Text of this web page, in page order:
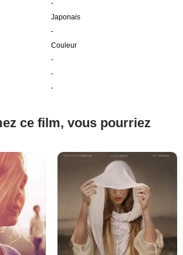
-
Japonais
-
Couleur
-
-
-
ce film, vous pourriez